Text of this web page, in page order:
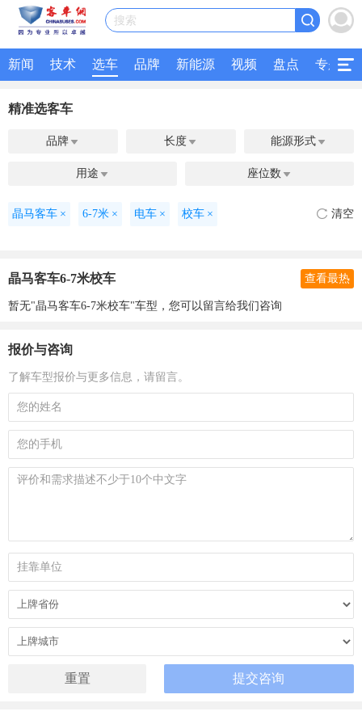
搜索
新闻 技术 选车 品牌 新能源 视频 盘点 专题
精准选客车
品牌  长度  能源形式 
用途  座位数 
晶马客车 × 6-7米 × 电车 × 校车 × 清空
晶马客车6-7米校车 查看最热
暂无"晶马客车6-7米校车"车型，您可以留言给我们咨询
报价与咨询
了解车型报价与更多信息，请留言。